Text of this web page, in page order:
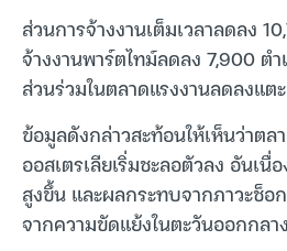
ส่วนการจ้างงานเต็มเวลาลดลง
จ้างงานพาร์ตไทม์ลดลง 7,900 ต
ส่วนร่วมในตลาดแรงงานลดลงแต
ข้อมูลดังกล่าวสะท้อนให้เห็นว่าตล
ออสเตรเลียเริ่มชะลอตัวลง อันเ
สูงขึ้น และผลกระทบจากภาวะช็อ
จากความขัดแย้งในตะวันออกกลาง